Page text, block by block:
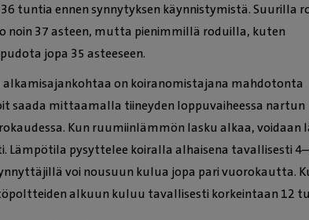
tuntia ennen synnytyksen käynnistymistä. Suurilla
noin 37 asteen, mutta pienimmillä roduilla, kuten
jopa 35 asteeseen.
alkamisajankohtaa on koiranomistajana mahdotonta
saada mittaamalla tiineyden loppuvaiheessa nartun
Kun ruumiinlämmön lasku alkaa, voidaan
Lämpötila pysyttelee koiralla alhaisena tavallisesti
voi nousuun kulua jopa pari vuorokautta.
alkuun kuluu tavallisesti korkeintaan 12